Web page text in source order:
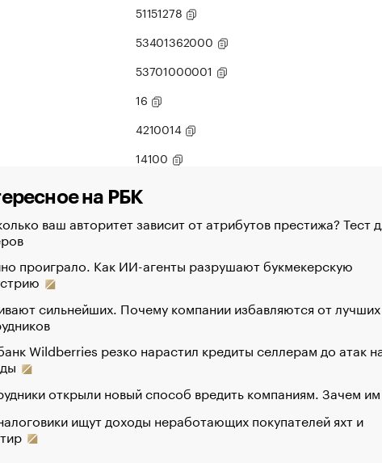
51151278
53401362000
53701000001
16
4210014
14100
на РБК
ваш авторитет зависит от атрибутов престижа? Тест
проиграло. Как ИИ-агенты разрушают букмекерскую
сильнейших. Почему компании избавляются от лучших
Wildberries резко нарастил кредиты селлерам до атак
открыли новый способ вредить компаниям. Зачем
ищут доходы неработающих покупателей яхт и